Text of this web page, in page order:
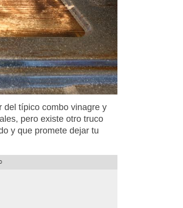
del típico combo vinagre y
pero existe otro truco
y que promete dejar tu